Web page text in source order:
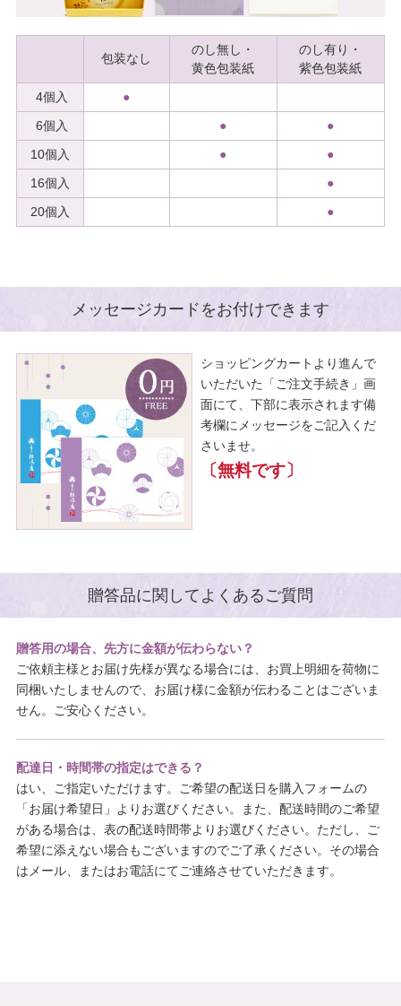
包装なし
のし無し・
黄色包装紙
のし有り・
紫色包装紙
4個入
●
6個入
●
●
10個入
●
●
16個入
●
20個入
●
メッセージカードをお付けできます
ショッピングカートより進んで
いただいた「ご注文手続き」画
面にて、下部に表示されます備
考欄にメッセージをご記入くだ
さいませ。
〔無料です〕
贈答品に関してよくあるご質問
贈答用の場合、先方に金額が伝わらない？
ご依頼主様とお届け先様が異なる場合には、お買上明細を荷物に
同梱いたしませんので、お届け様に金額が伝わることはございま
せん。ご安心ください。
配達日・時間帯の指定はできる？
はい、ご指定いただけます。ご希望の配送日を購入フォームの
「お届け希望日」よりお選びください。また、配送時間のご希望
がある場合は、表の配送時間帯よりお選びください。ただし、ご
希望に添えない場合もございますのでご了承ください。その場合
はメール、またはお電話にてご連絡させていただきます。